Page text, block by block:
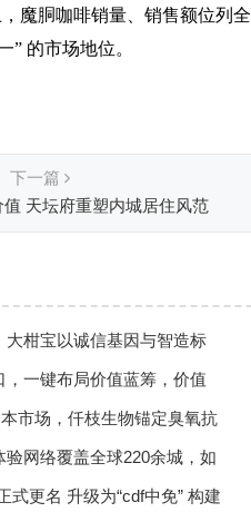
魔胴咖啡销量、销售额位列全
的市场地位。
下一篇
天坛府重塑内城居住风范
柑宝以诚信基因与智造标
量发展
一键布局价值蓝筹，价值
市场，仟枝生物锚定臭氧抗
网络覆盖全球220余城，如
式更名 升级为“cdf中免” 构建